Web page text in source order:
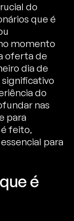
do
que é
momento
oferta de
dia de
do
nas
para
feito,
para
é